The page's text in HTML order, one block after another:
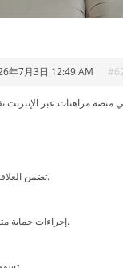
年7月3日 12:49 AM
تضمن العلاقات مع مطوري الألعاب مستوى متميزًا من الرسوم والخصائص.
تُطبق 888starz إجراءات حماية متقدمة لحماية بيانات المستخدمين والمعاملات.